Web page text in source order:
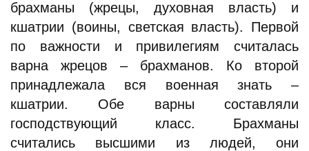
брахманы (жрецы, духовная власть) и
кшатрии (воины, светская власть). Первой
по важности и привилегиям считалась
варна жрецов – брахманов. Ко второй
принадлежала вся военная знать –
кшатрии. Обе варны составляли
господствующий класс. Брахманы
считались высшими из людей, они